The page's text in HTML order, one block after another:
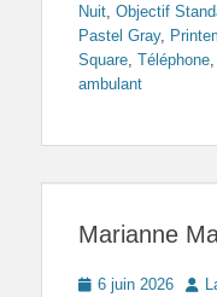
Nuit, Objectif
Pastel Gray,
Square, Téléphone,
ambulant
Marianne
Posted
6 juin 2026